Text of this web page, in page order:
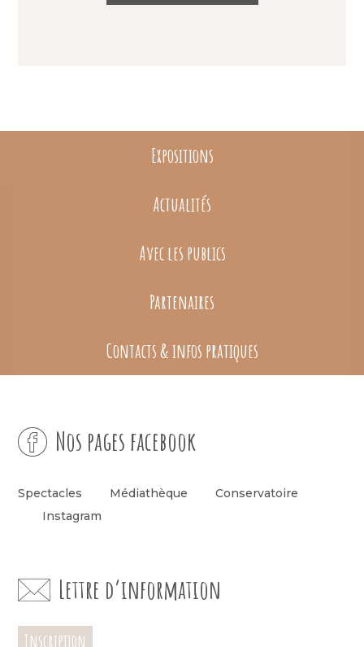
Expositions
Actualités
Avec les publics
Partenaires
Contacts & infos pratiques
Nos pages facebook
Spectacles Médiathèque
Conservatoire
Instagram
Lettre d’information
Inscription